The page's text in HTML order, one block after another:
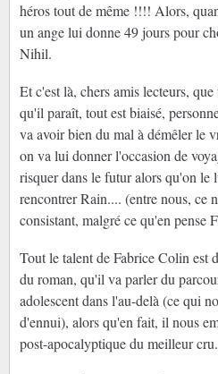
héros tout de même !!!! Alors,
un ange lui donne 49 jours pour
Nihil.
Et c'est là, chers amis lecteurs,
qu'il paraît, tout est biaisé,
va avoir bien du mal à démêler le
on va lui donner l'occasion de
risquer dans le futur alors qu'on
rencontrer Rain.... (entre nous, ce
consistant, malgré ce qu'en pense
Tout le talent de Fabrice Colin est
du roman, qu'il va parler du
adolescent dans l'au-delà (ce qui
d'ennui), alors qu'en fait, il nous
post-apocalyptique du meilleur cru.